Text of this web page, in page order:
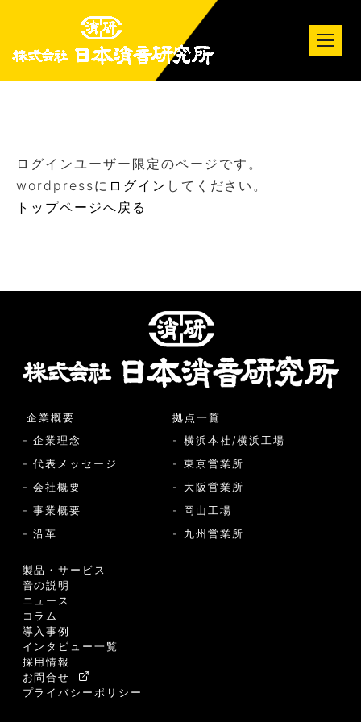
ログインユーザー限定のページです。
wordpressに ログイン してください。
トップページへ戻る
企業概要
- 企業理念
- 代表メッセージ
- 会社概要
- 事業概要
- 沿革
製品・サービス
音の説明
ニュース
コラム
導入事例
インタビュー一覧
採用情報
お問合せ
プライバシーポリシー
拠点一覧
- 横浜本社/横浜工場
- 東京営業所
- 大阪営業所
- 岡山工場
- 九州営業所